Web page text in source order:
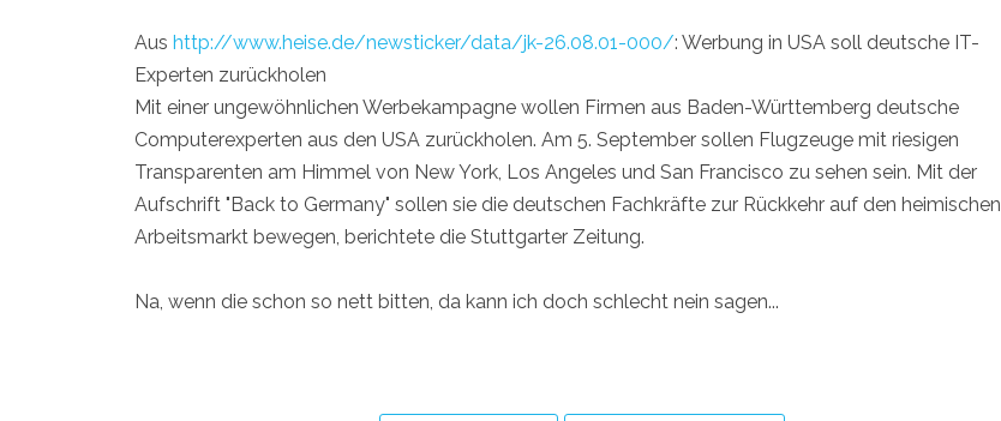
Aus http://www.heise.de/newsticker/data/jk-26.08.01-000/: Werbung in USA soll deutsche IT-
Experten zurückholen
Mit einer ungewöhnlichen Werbekampagne wollen Firmen aus Baden-Württemberg deutsche
Computerexperten aus den USA zurückholen. Am 5. September sollen Flugzeuge mit riesigen
Transparenten am Himmel von New York, Los Angeles und San Francisco zu sehen sein. Mit der
Aufschrift "Back to Germany" sollen sie die deutschen Fachkräfte zur Rückkehr auf den heimischen
Arbeitsmarkt bewegen, berichtete die Stuttgarter Zeitung.
Na, wenn die schon so nett bitten, da kann ich doch schlecht nein sagen...